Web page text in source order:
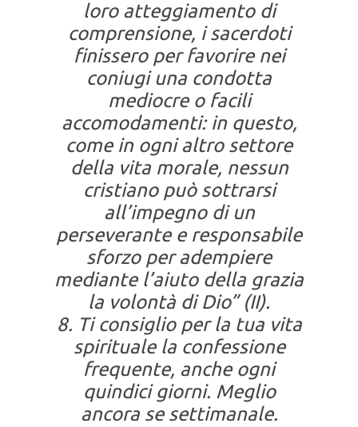
loro atteggiamento di
comprensione, i sacerdoti
finissero per favorire nei
coniugi una condotta
mediocre o facili
accomodamenti: in questo,
come in ogni altro settore
della vita morale, nessun
cristiano può sottrarsi
all’impegno di un
perseverante e responsabile
sforzo per adempiere
mediante l’aiuto della grazia
la volontà di Dio” (II).
8. Ti consiglio per la tua vita
spirituale la confessione
frequente, anche ogni
quindici giorni. Meglio
ancora se settimanale.